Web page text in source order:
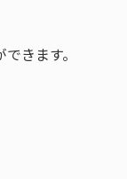
きます。